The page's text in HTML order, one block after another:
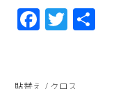
F
a
T
w
貼替え / クロス